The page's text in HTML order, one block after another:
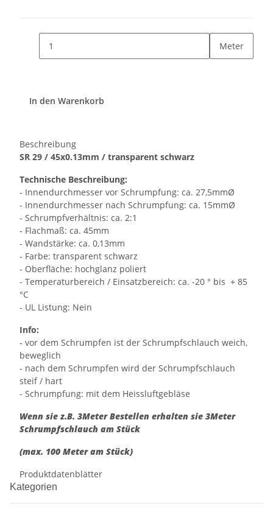
Meter
In den Warenkorb
Beschreibung
SR 29 / 45x0.13mm / transparent schwarz
Technische Beschreibung:
- Innendurchmesser vor Schrumpfung: ca. 27,5mmØ
- Innendurchmesser nach Schrumpfung: ca. 15mmØ
- Schrumpfverhältnis: ca. 2:1
- Flachmaß: ca. 45mm
- Wandstärke: ca. 0,13mm
- Farbe: transparent schwarz
- Oberfläche: hochglanz poliert
- Temperaturbereich / Einsatzbereich: ca. -20 ° bis + 85
°C
- UL Listung: Nein
Info:
- vor dem Schrumpfen ist der Schrumpfschlauch weich,
beweglich
- nach dem Schrumpfen wird der Schrumpfschlauch
steif / hart
- Schrumpfung: mit dem Heissluftgebläse
Wenn sie z.B. 3Meter Bestellen erhalten sie 3Meter
Schrumpfschlauch am Stück
(max. 100 Meter am Stück)
Produktdatenblätter
Kategorien